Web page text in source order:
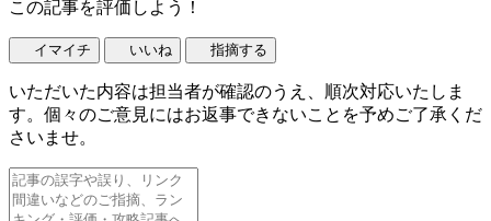
この記事を評価しよう！
イマイチ いいね 指摘する
いただいた内容は担当者が確認のうえ、順次対応いたしま
す。個々のご意見にはお返事できないことを予めご了承くだ
さいませ。